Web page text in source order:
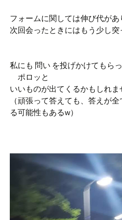
フォームに関しては伸び代があ
次回会ったときにはもう少し突
私にも 問い を投げかけてもらっ
ポロッと
いいものが出てくるかもしれま
（頑張って答えても、答えが
る可能性もあるw）